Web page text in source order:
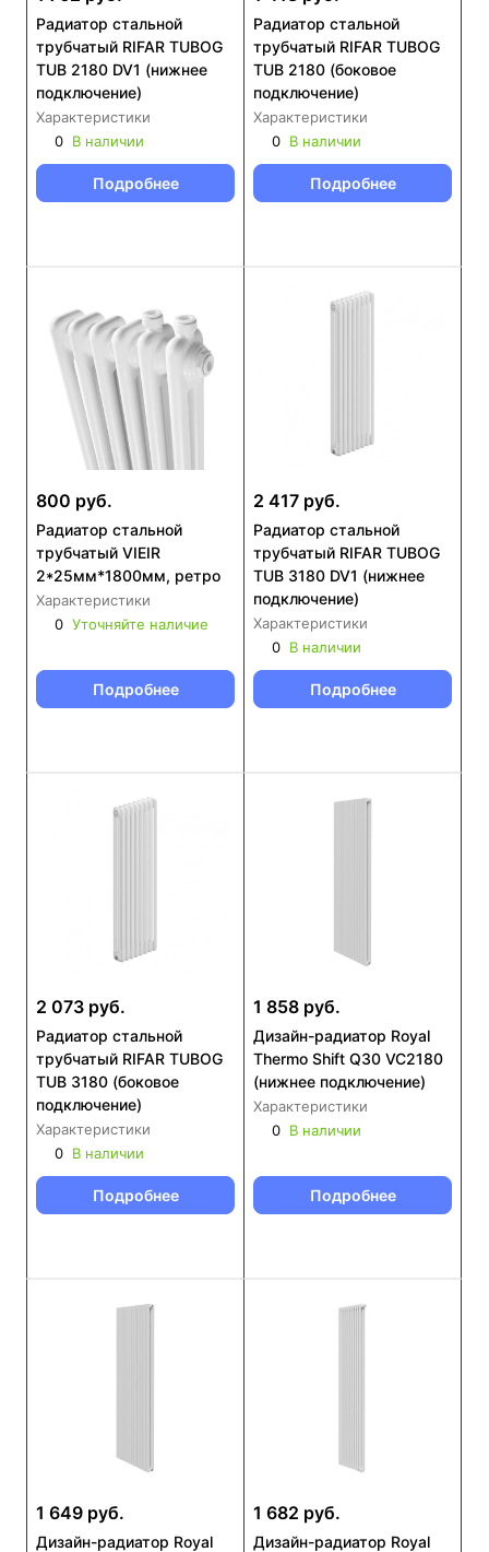
Радиатор стальной
трубчатый RIFAR TUBOG
TUB 2180 DV1 (нижнее
подключение)
Характеристики
0 В наличии
Подробнее
Радиатор стальной
трубчатый RIFAR TUBOG
TUB 2180 (боковое
подключение)
Характеристики
0 В наличии
Подробнее
800 руб.
Радиатор стальной
трубчатый VIEIR
2*25мм*1800мм, ретро
Характеристики
0 Уточняйте наличие
Подробнее
2 417 руб.
Радиатор стальной
трубчатый RIFAR TUBOG
TUB 3180 DV1 (нижнее
подключение)
Характеристики
0 В наличии
Подробнее
2 073 руб.
Радиатор стальной
трубчатый RIFAR TUBOG
TUB 3180 (боковое
подключение)
Характеристики
0 В наличии
Подробнее
1 858 руб.
Дизайн-радиатор Royal
Thermo Shift Q30 VC2180
(нижнее подключение)
Характеристики
0 В наличии
Подробнее
1 649 руб.
Дизайн-радиатор Royal
1 682 руб.
Дизайн-радиатор Royal